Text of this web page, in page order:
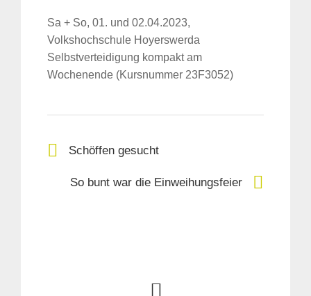
Sa + So, 01. und 02.04.2023,
Volkshochschule Hoyerswerda
Selbstverteidigung kompakt am
Wochenende (Kursnummer 23F3052)
Schöffen gesucht
So bunt war die Einweihungsfeier